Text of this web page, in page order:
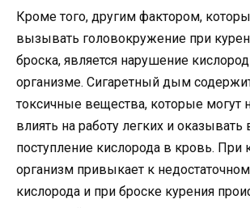
Кроме того, другим фактором,
вызывать головокружение при
броска, является нарушение
организме. Сигаретный дым
токсичные вещества, которые могут
влиять на работу легких и оказывать
поступление кислорода в кровь. При
организм привыкает к
кислорода и при броске курения